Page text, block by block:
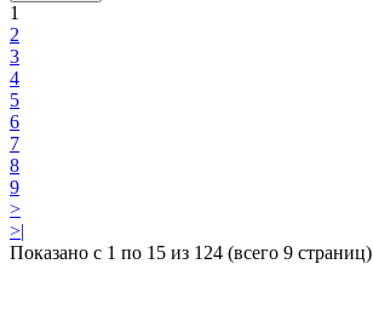
1
2
3
4
5
6
7
8
9
>
>|
Показано с 1 по 15 из 124 (всего 9 страниц)